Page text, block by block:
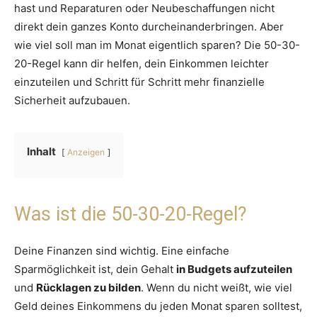
hast und Reparaturen oder Neubeschaffungen nicht
direkt dein ganzes Konto durcheinanderbringen. Aber
wie viel soll man im Monat eigentlich sparen? Die 50-30-
20-Regel kann dir helfen, dein Einkommen leichter
einzuteilen und Schritt für Schritt mehr finanzielle
Sicherheit aufzubauen.
Inhalt Anzeigen
Was ist die 50-30-20-Regel?
Deine Finanzen sind wichtig. Eine einfache
Sparmöglichkeit ist, dein Gehalt in Budgets aufzuteilen
und Rücklagen zu bilden. Wenn du nicht weißt, wie viel
Geld deines Einkommens du jeden Monat sparen solltest,